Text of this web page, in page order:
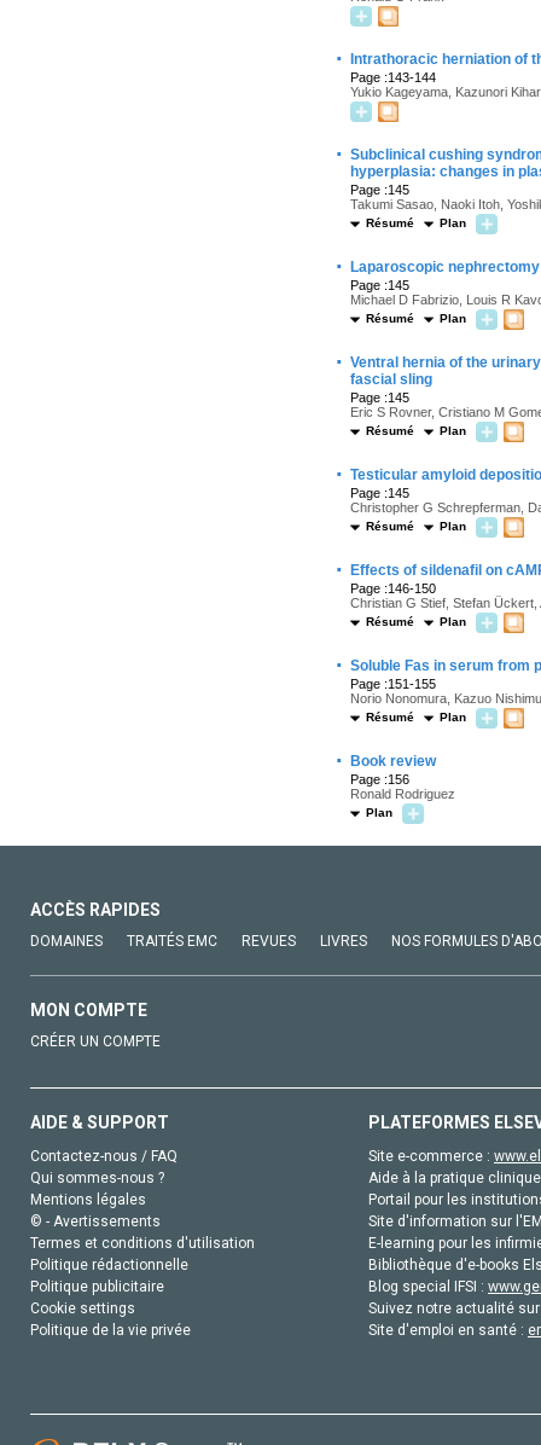
· Intrathoracic herniation of
Page :143-144
Yukio Kageyama, Kazunori
· Subclinical cushing
hyperplasia: changes in
Page :145
Takumi Sasao, Naoki Itoh,
Résumé Plan
· Laparoscopic
Page :145
Michael D Fabrizio, Louis R
Résumé Plan
· Ventral hernia of the
fascial sling
Page :145
Eric S Rovner, Cristiano M
Résumé Plan
· Testicular amyloid
Page :145
Christopher G Schrepferman,
Résumé Plan
· Effects of sildenafil on
Page :146-150
Christian G Stief, Stefan
Résumé Plan
· Soluble Fas in serum from
Page :151-155
Norio Nonomura, Kazuo
Résumé Plan
· Book review
Page :156
Ronald Rodriguez
Plan
ACCÈS RAPIDES
DOMAINES TRAITÉS EMC REVUES LIVRES NOS FORMULES
MON COMPTE
CRÉER UN COMPTE
AIDE & SUPPORT
Contactez-nous / FAQ
Qui sommes-nous ?
Mentions légales
© - Avertissements
Termes et conditions d'utilisation
Politique rédactionnelle
Politique publicitaire
Cookie settings
Politique de la vie privée
PLATEFORMES
Site e-commerce :
Aide à la pratique
Portail pour les
Site d'information sur
E-learning pour les
Bibliothèque d'e-books
Blog special IFSI :
Suivez notre actualité
Site d'emploi en santé :